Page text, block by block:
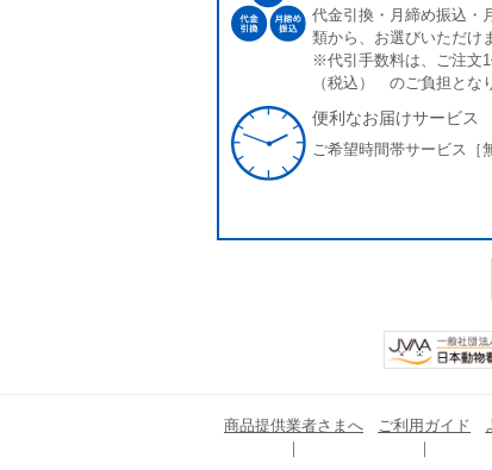
代金引換・月締め振込・
類から、お選びいただけ
※代引手数料は、ご注文
（税込） のご負担とな
便利なお届けサービス
ご希望時間帯サービス［
商品提供業者さまへ ご利用ガイド